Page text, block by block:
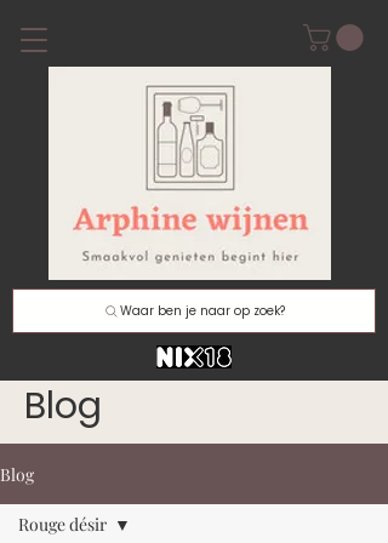
Waar ben je naar op zoek?
Blog
Blog
Rouge désir